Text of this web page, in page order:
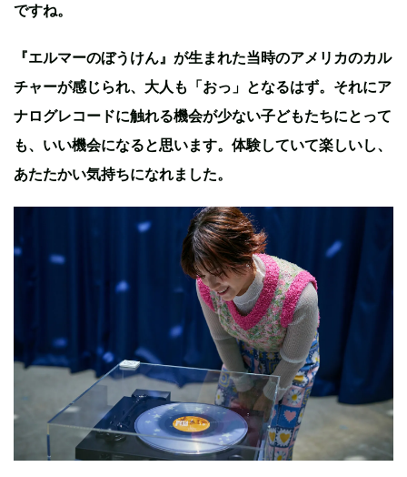
ですね。
『エルマーのぼうけん』が生まれた当時のアメリカのカル
チャーが感じられ、大人も「おっ」となるはず。それにア
ナログレコードに触れる機会が少ない子どもたちにとって
も、いい機会になると思います。体験していて楽しいし、
あたたかい気持ちになれました。